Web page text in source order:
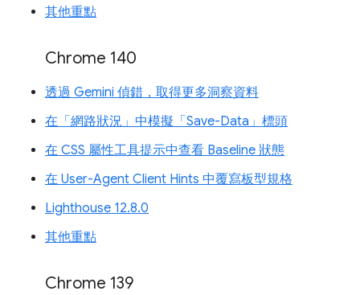
其他重點
Chrome 140
透過 Gemini 偵錯，取得更多洞察資料
在「網路狀況」中模擬「Save-Data」標頭
在 CSS 屬性工具提示中查看 Baseline 狀態
在 User-Agent Client Hints 中覆寫板型規格
Lighthouse 12.8.0
其他重點
Chrome 139